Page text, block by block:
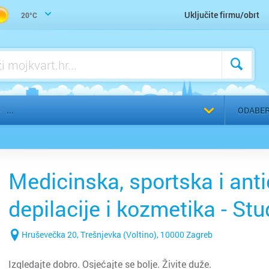
20°C Uključite firmu/obrt
Zdravo mršavljenje, nutricionizam
Bakar
Benkovac
Bjelovar
Čazma
Medicinska, sportska i
depilacije i kozmetika -
Trešnjevka (Voltino), Zagreb
Hruševečka 20, Trešnjevka (Voltino), 10000 Zagreb
Izgledajte dobro. Osjećajte se bolje. Živite duže.